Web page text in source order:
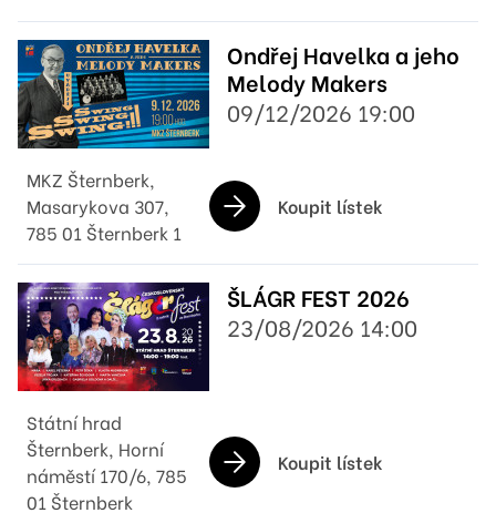
Ondřej Havelka a jeho
Melody Makers
09/12/2026 19:00
MKZ Šternberk,
Masarykova 307,
785 01 Šternberk 1
Koupit lístek
ŠLÁGR FEST 2026
23/08/2026 14:00
Státní hrad
Šternberk, Horní
náměstí 170/6, 785
01 Šternberk
Koupit lístek